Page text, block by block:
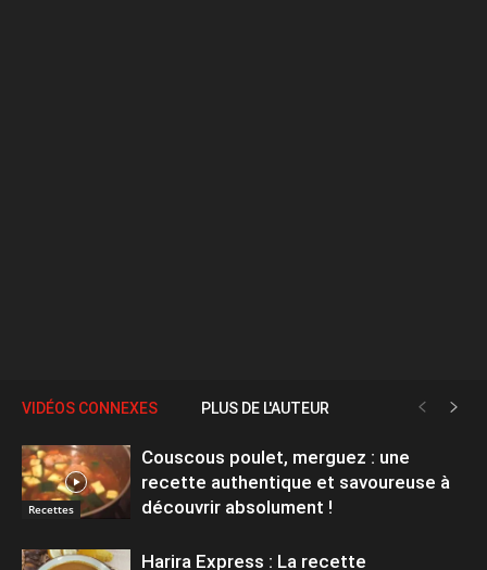
VIDÉOS CONNEXES PLUS DE L'AUTEUR
Recettes
Couscous poulet, merguez : une
recette authentique et savoureuse à
découvrir absolument !
Harira Express : La recette